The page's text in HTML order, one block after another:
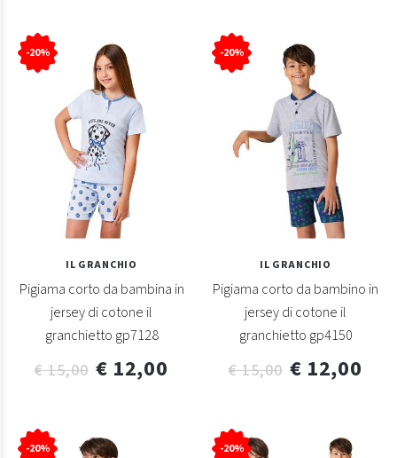
-20%
IL GRANCHIO
Pigiama corto da bambina in
jersey di cotone il
granchietto gp7128
€ 15,00 € 12,00
-20%
IL GRANCHIO
Pigiama corto da bambino in
jersey di cotone il
granchietto gp4150
€ 15,00 € 12,00
-20% -20%